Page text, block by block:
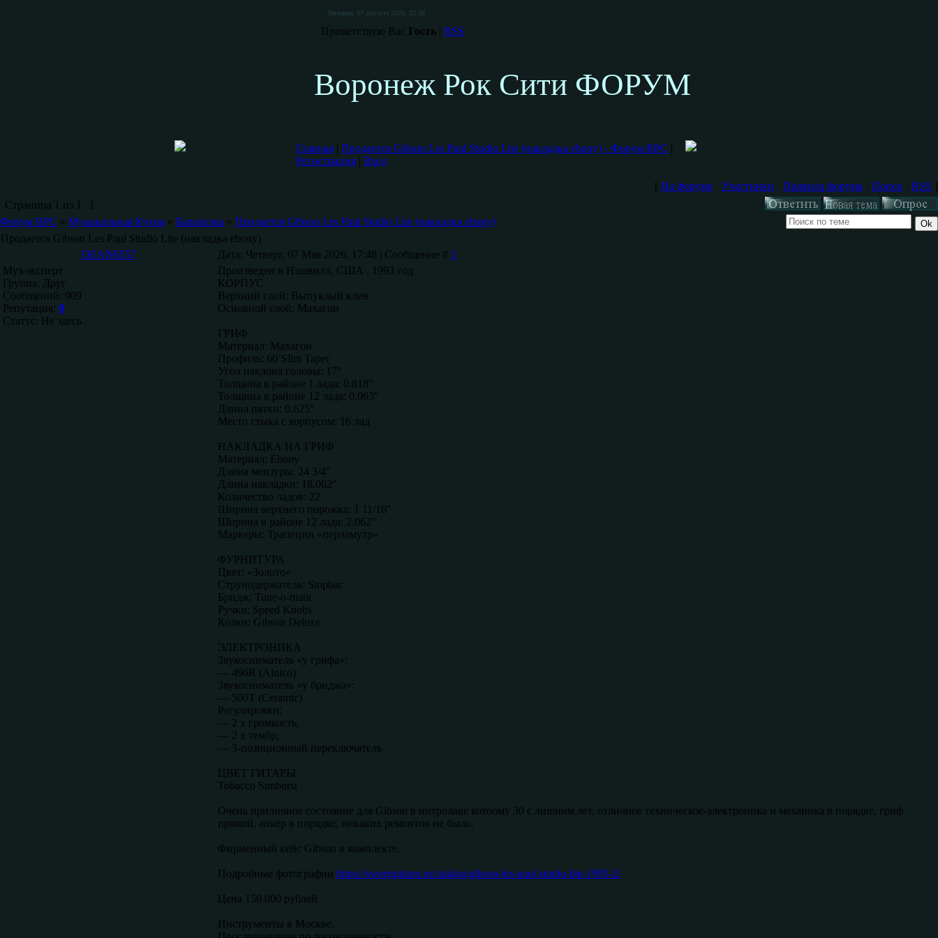
Пятница, 07 Августа 2026, 22:38
Приветствую Вас Гость | RSS
Воронеж Рок Сити ФОРУМ
Главная | Продается Gibson Les Paul Studio Lite (накладка ebony) - Форум ВРС |
Регистрация | Вход
[ На форуме · Участники · Правила форума · Поиск · RSS ]
Страница 1 из 1
1
Форум ВРС » Музыкальная Кухня » Барахолка » Продается Gibson Les Paul Studio Lite (накладка ebony)
Продается Gibson Les Paul Studio Lite (накладка ebony)
DEAN6557
Дата: Четверг, 07 Мая 2026, 17:48 | Сообщение # 1
Муз-эксперт
Группа: Друг
Сообщений: 909
Репутация: 0
Статус: Не здесь
Произведен в Нэшвилл, США , 1993 год
КОРПУС
Верхний слой: Выпуклый клен
Основной слой: Махагон
ГРИФ
Материал: Махагон
Профиль: 60’Slim Taper
Угол наклона головы: 17°
Толщина в районе 1 лада: 0.818″
Толщина в районе 12 лада: 0.963″
Длина пятки: 0.625″
Место стыка с корпусом: 16 лад
НАКЛАДКА НА ГРИФ
Материал: Ebony
Длина мензуры: 24 3/4″
Длина накладки: 18.062″
Количество ладов: 22
Ширина верхнего порожка: 1 11/16″
Ширина в районе 12 лада: 2.062″
Маркеры: Трапеции «перламутр»
ФУРНИТУРА
Цвет: «Золото»
Струнодержатель: Stopbar
Бридж: Tune-o-matic
Ручки: Speed Knobs
Колки: Gibson Deluxe
ЭЛЕКТРОНИКА
Звукосниматель «у грифа»:
— 496R (Alnico)
Звукосниматель «у бриджа»:
— 500T (Ceramic)
Регулировки:
— 2 х громкость,
— 2 х тембр,
— 3-позиционный переключатель
ЦВЕТ ГИТАРЫ
Tobacco Sunburst
Очень приличное состояние для Gibson в нитролаке котоому 30 с лишним лет, отличное техническое-электроника и механика в порядке, гриф
прямой, анкер в порядке, никаких ремонтов не было.
Фирменный кейс Gibson в комплекте.
Подробные фотографии https://sweetguitars.ru/catalog/gibson-les-paul-studio-lite-1993-2/
Цена 150 000 рублей
Инструменты в Москве.